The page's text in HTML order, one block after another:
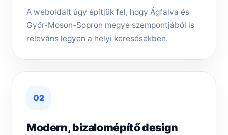
A weboldalt úgy építjük fel, hogy Ágfalva és
Győr-Moson-Sopron megye szempontjából is
releváns legyen a helyi keresésekben.
02
Modern, bizalomépítő design